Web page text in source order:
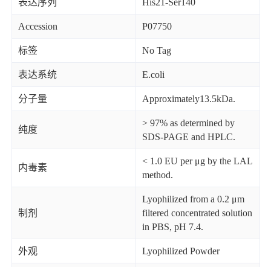
表达序列 His21-Ser140
Accession P07750
标签 No Tag
表达系统 E.coli
分子量 Approximately13.5kDa.
纯度
> 97% as determined by
SDS-PAGE and HPLC.
内毒素
< 1.0 EU per μg by the LAL
method.
制剂
Lyophilized from a 0.2 μm
filtered concentrated solution
in PBS, pH 7.4.
外观 Lyophilized Powder